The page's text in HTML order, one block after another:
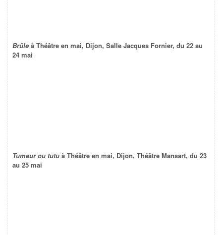
Brûle à Théâtre en mai, Dijon, Salle Jacques Fornier, du 22 au
24 mai
Tumeur ou tutu à Théâtre en mai, Dijon, Théâtre Mansart, du 23
au 25 mai